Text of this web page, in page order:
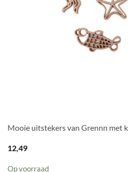
Mooie uitstekers van Grennn met
12,49
Op voorraad